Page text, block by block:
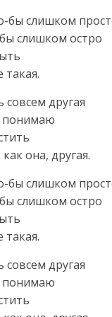
бы слишком
слишком остро
другая
понимаю
она, другая.
бы слишком
слишком остро
другая
понимаю